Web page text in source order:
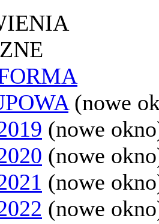
(nowe
(nowe
(nowe
(nowe
(nowe